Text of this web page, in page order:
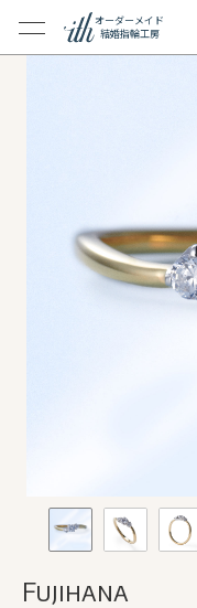
オーダーメイド
結婚指輪工房
Fujihana